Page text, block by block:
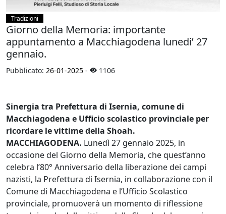
Tradizioni
Giorno della Memoria: importante
appuntamento a Macchiagodena lunedi’ 27
gennaio.
Pubblicato: 26-01-2025 - 1106
Sinergia tra Prefettura di Isernia, comune di
Macchiagodena e Ufficio scolastico provinciale per
ricordare le vittime della Shoah.
MACCHIAGODENA. Lunedì 27 gennaio 2025, in
occasione del Giorno della Memoria, che quest’anno
celebra l’80° Anniversario della liberazione dei campi
nazisti, la Prefettura di Isernia, in collaborazione con il
Comune di Macchiagodena e l’Ufficio Scolastico
provinciale, promuoverà un momento di riflessione